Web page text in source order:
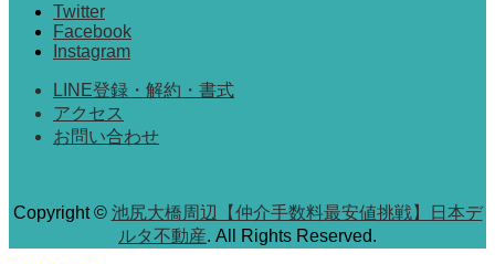
Twitter
Facebook
Instagram
LINE登録・解約・書式
アクセス
お問い合わせ
Copyright© 池尻大橋周辺【仲介手数料最安値挑戦】日本デ
ルタ不動産. All Rights Reserved.